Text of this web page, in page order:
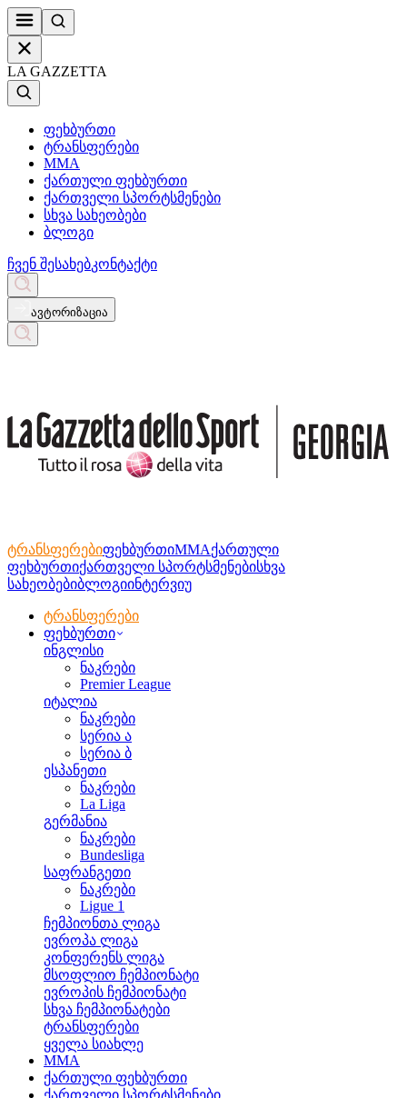
LA GAZZETTA
ფეხბურთი
ტრანსფერები
MMA
ქართული ფეხბურთი
ქართველი სპორტსმენები
სხვა სახეობები
ბლოგი
ჩვენ შესახებკონტაქტი
ავტორიზაცია
ტრანსფერებიფეხბურთიMMAქართული
ფეხბურთიქართველი სპორტსმენებისხვა
სახეობებიბლოგიინტერვიუ
ტრანსფერები
ფეხბურთი
ინგლისი
ნაკრები
Premier League
იტალია
ნაკრები
სერია ა
სერია ბ
ესპანეთი
ნაკრები
La Liga
გერმანია
ნაკრები
Bundesliga
საფრანგეთი
ნაკრები
Ligue 1
ჩემპიონთა ლიგა
ევროპა ლიგა
კონფერენს ლიგა
მსოფლიო ჩემპიონატი
ევროპის ჩემპიონატი
სხვა ჩემპიონატები
ტრანსფერები
ყველა სიახლე
MMA
ქართული ფეხბურთი
ქართველი სპორტსმენები